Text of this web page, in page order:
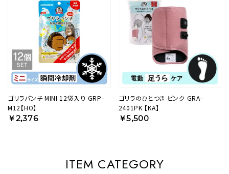
ゴリラパンチ MINI 12袋入り GRP-
M12【HO】
￥2,376
ゴリラのひとつき ピンク GRA-
2401PK 【KA】
￥5,500
ITEM CATEGORY